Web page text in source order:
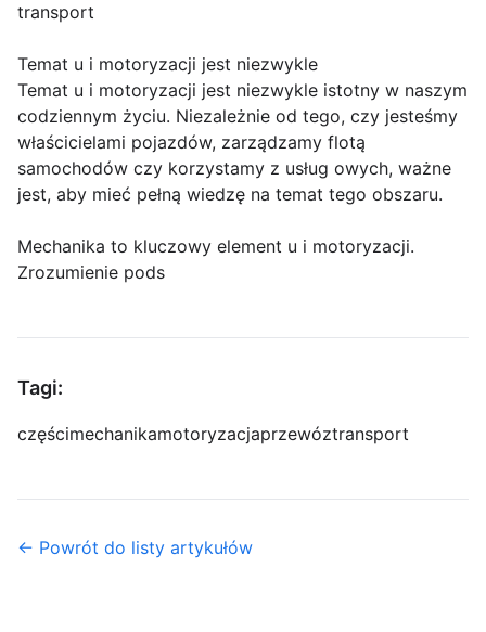
transport
Temat u i motoryzacji jest niezwykle
Temat u i motoryzacji jest niezwykle istotny w naszym
codziennym życiu. Niezależnie od tego, czy jesteśmy
właścicielami pojazdów, zarządzamy flotą
samochodów czy korzystamy z usług owych, ważne
jest, aby mieć pełną wiedzę na temat tego obszaru.
Mechanika to kluczowy element u i motoryzacji.
Zrozumienie pods
Tagi:
częścimechanikamotoryzacjaprzewóztransport
← Powrót do listy artykułów